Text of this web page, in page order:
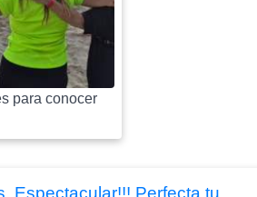
para conocer
Espectacular!!! Perfecta tu